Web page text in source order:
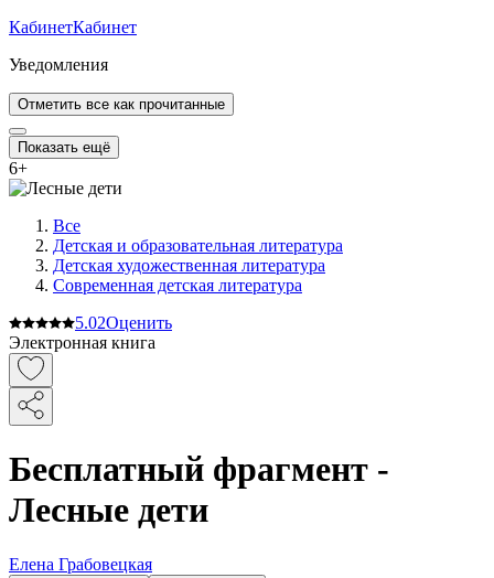
КабинетКабинет
Уведомления
Отметить все как прочитанные
Показать ещё
6+
Все
Детская и образовательная литература
Детская художественная литература
Современная детская литература
5.02Оценить
Электронная книга
Бесплатный фрагмент -
Лесные дети
Елена Грабовецкая